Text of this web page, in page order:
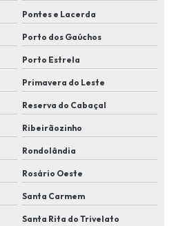
de acesso biométrico
perimetral
para condomínios
eletrônica
para indústrias
eletrônica
Pontes e Lacerda
Porto dos Gaúchos
Porto Estrela
Primavera do Leste
Reserva do Cabaçal
Ribeirãozinho
Rondolândia
Rosário Oeste
Santa Carmem
Santa Rita do Trivelato